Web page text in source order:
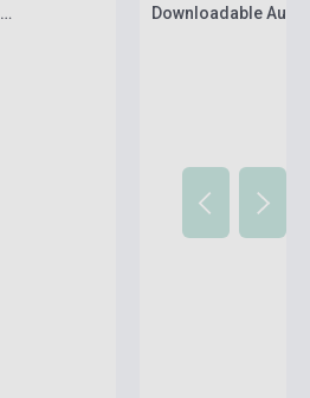
Downloadable